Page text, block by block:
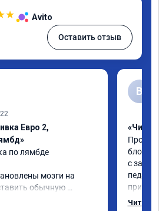
★ Avito
Оставить отзыв
Евро 2,
по лямбде
мозги на
обычную
В
«Чип
с
педаль
Читать